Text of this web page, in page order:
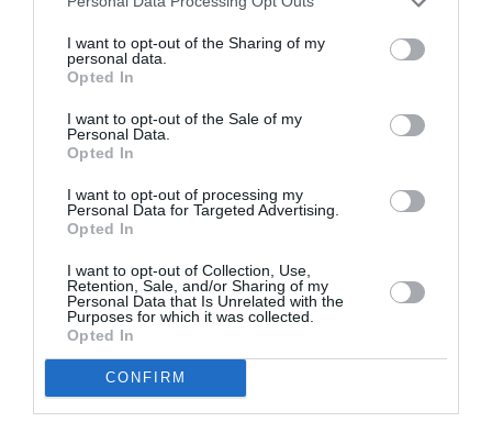
I want to opt-out of the Sharing of my
personal data.
Opted In
I want to opt-out of the Sale of my
Personal Data.
Opted In
I want to opt-out of processing my
Personal Data for Targeted Advertising.
Opted In
I want to opt-out of Collection, Use,
Retention, Sale, and/or Sharing of my
Personal Data that Is Unrelated with the
Purposes for which it was collected.
Opted In
CONFIRM
vouloir, coûte que coûte, vaille que vaille, procéder à la
révision de certains articles de la constitution. Soit dit
en passant, cette volonté est d’autant plus critiquable
que lesdits articles sont verrouillés. Cette révision est
si inopportune qu’après différentes rencontres à
épiscopale de RDC a publié, dimanche dernier, une
toute modification de la Constitution de la RDC pour
une nouvelle candidature de Joseph Kabila en 2016.
Mieux, suite à la dégradation de la situation,
Monseigneur Laurent Monsengwo, grande figure de